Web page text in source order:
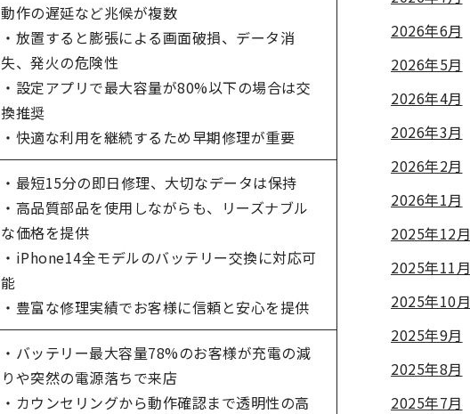
動作の遅延など兆候が複数
・放置すると膨張による画面破損、データ消
失、発火の危険性
・設定アプリで最大容量が80%以下の場合は交
換推奨
・快適な利用を継続するため早期修理が重要
・最短15分の即日修理、大切なデータは保持
・高品質部品を使用しながらも、リーズナブル
な価格を提供
・iPhone14全モデルのバッテリー交換に対応可
能
・豊富な修理実績でお客様に信頼と安心を提供
・バッテリー最大容量78%のお客様が充電の減
りや突然の電源落ちで来店
・カウンセリングから動作確認まで透明性の高
2026年6月
2026年5月
2026年4月
2026年3月
2026年2月
2026年1月
2025年12月
2025年11月
2025年10月
2025年9月
2025年8月
2025年7月